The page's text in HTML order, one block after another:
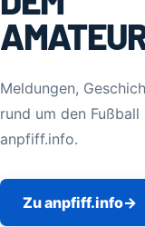
Meldungen,
rund um den
anpfiff.info.
Zu anpfiff.info→